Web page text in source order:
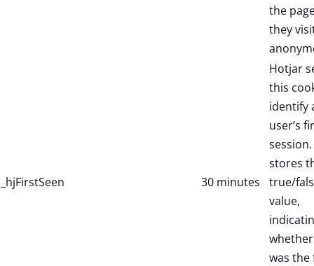
the
they
_hjFirstSeen 30 minutes
Hotjar
this
identify
user’s
stores
true/
value,
was the